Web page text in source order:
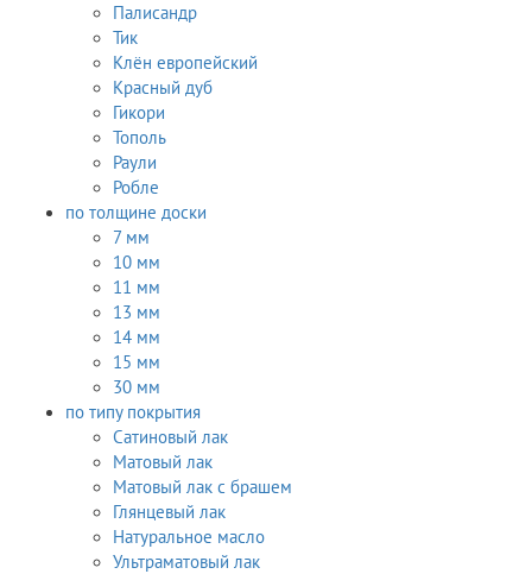
Палисандр
Тик
Клён европейский
Красный дуб
Гикори
Тополь
Раули
Робле
по толщине доски
7 мм
10 мм
11 мм
13 мм
14 мм
15 мм
30 мм
по типу покрытия
Сатиновый лак
Матовый лак
Матовый лак с брашем
Глянцевый лак
Натуральное масло
Ультраматовый лак